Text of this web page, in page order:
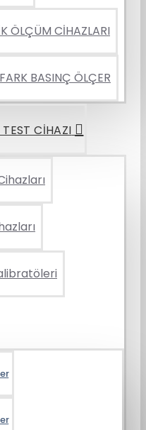
ÖLÇÜM CİHAZLARI
BASINÇ ÖLÇER
CIHAZI